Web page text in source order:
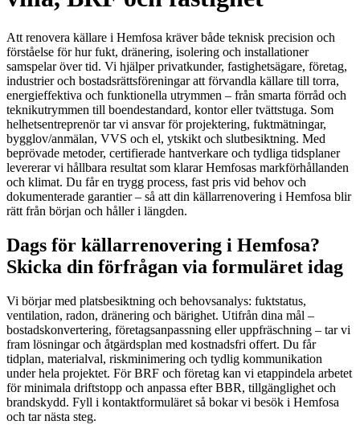
Att renovera källare i Hemfosa kräver både teknisk precision och
förståelse för hur fukt, dränering, isolering och installationer
samspelar över tid. Vi hjälper privatkunder, fastighetsägare, företag,
industrier och bostadsrättsföreningar att förvandla källare till torra,
energieffektiva och funktionella utrymmen – från smarta förråd och
teknikutrymmen till boendestandard, kontor eller tvättstuga. Som
helhetsentreprenör tar vi ansvar för projektering, fuktmätningar,
bygglov/anmälan, VVS och el, ytskikt och slutbesiktning. Med
beprövade metoder, certifierade hantverkare och tydliga tidsplaner
levererar vi hållbara resultat som klarar Hemfosas markförhållanden
och klimat. Du får en trygg process, fast pris vid behov och
dokumenterade garantier – så att din källarrenovering i Hemfosa blir
rätt från början och håller i längden.
Dags för källarrenovering i Hemfosa?
Skicka din förfrågan via formuläret idag
Vi börjar med platsbesiktning och behovsanalys: fuktstatus,
ventilation, radon, dränering och bärighet. Utifrån dina mål –
bostadskonvertering, företagsanpassning eller uppfräschning – tar vi
fram lösningar och åtgärdsplan med kostnadsfri offert. Du får
tidplan, materialval, riskminimering och tydlig kommunikation
under hela projektet. För BRF och företag kan vi etappindela arbetet
för minimala driftstopp och anpassa efter BBR, tillgänglighet och
brandskydd. Fyll i kontaktformuläret så bokar vi besök i Hemfosa
och tar nästa steg.